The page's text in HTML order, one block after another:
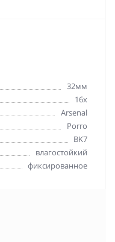
32мм
16x
Arsenal
Porro
BK7
влагостойкий
фиксированное